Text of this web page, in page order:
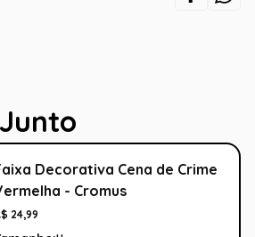
Decorativa Cena de Crime
- Cromus
24,99